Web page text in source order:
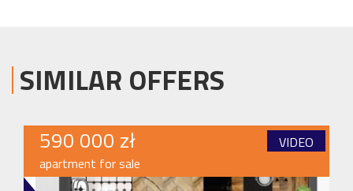
SIMILAR OFFERS
590 000 zł
VIDEO
apartment for sale